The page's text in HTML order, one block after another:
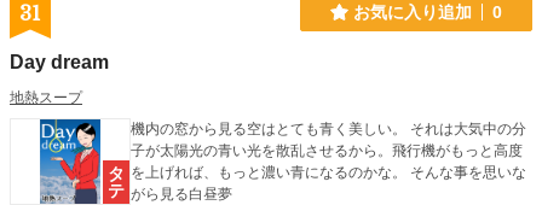
31 お気に入り追加 0
Day dream
地熱スープ
機内の窓から見る空はとても青く美しい。 それは大気中の分
子が太陽光の青い光を散乱させるから。飛行機がもっと高度
を上げれば、もっと濃い青になるのかな。 そんな事を思いな
がら見る白昼夢